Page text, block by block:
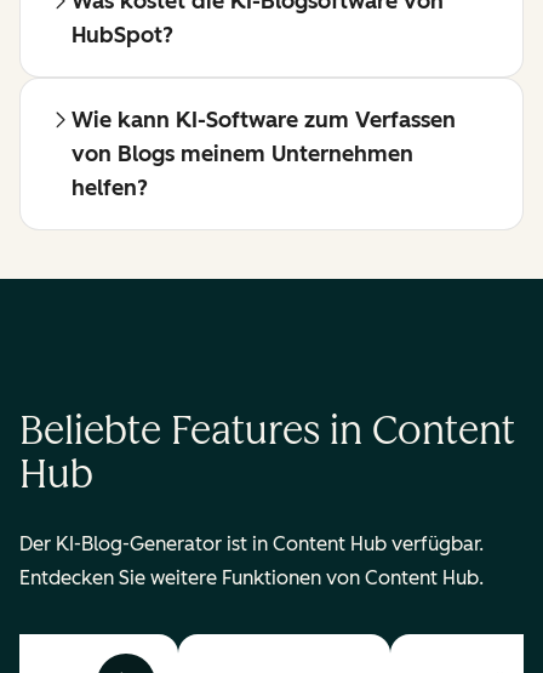
HubSpot?
Wie kann KI-Software zum Verfassen
von Blogs meinem Unternehmen
helfen?
Beliebte Features in Content
Hub
Der KI-Blog-Generator ist in Content Hub verfügbar.
Entdecken Sie weitere Funktionen von Content Hub.